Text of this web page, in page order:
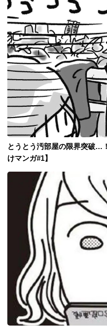
とうとう汚部屋の限界突破…
けマンガ#1】